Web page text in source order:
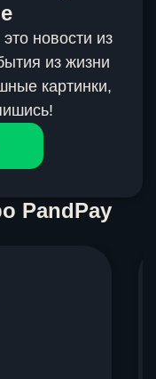
новости из
из жизни
картинки,
PandPay